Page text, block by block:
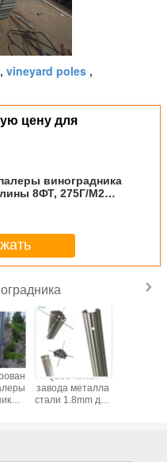
, vineyard poles ,
цену для
виноградника
8ФТ, 275Г/М2
Q235 колья
завода металла
стали 1.8mm для